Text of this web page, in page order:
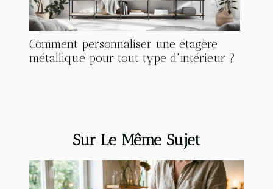
Comment personnaliser une étagère
métallique pour tout type d'intérieur ?
Sur Le Même Sujet